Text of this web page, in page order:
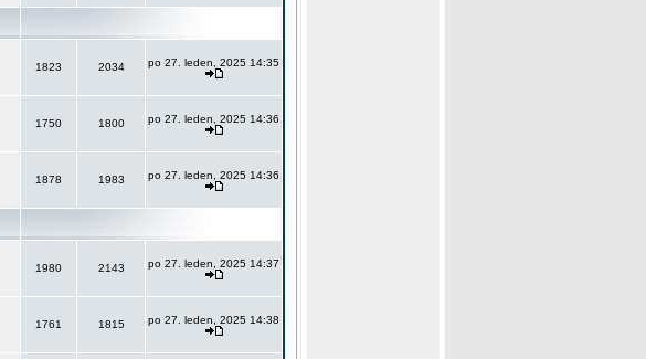
1823 2034 po 27. leden, 2025 14:35
1750 1800 po 27. leden, 2025 14:36
1878 1983 po 27. leden, 2025 14:36
1980 2143 po 27. leden, 2025 14:37
1761 1815 po 27. leden, 2025 14:38